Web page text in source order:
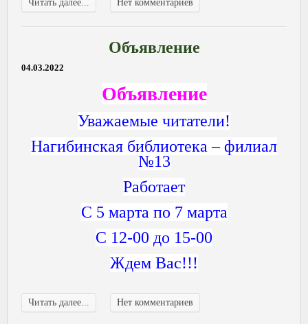
Читать далее... Нет комментариев
Объявление
04.03.2022
Объявление
Уважаемые читатели!
Нагибинская библиотека – филиал
№13
Работает
С 5 марта по 7 марта
С 12-00 до 15-00
Ждем Вас!!!
Читать далее... Нет комментариев